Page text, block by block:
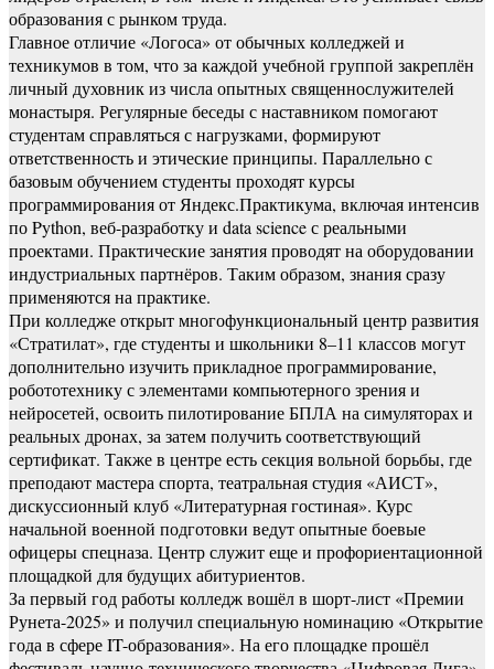
образования с рынком труда.
Главное отличие «Логоса» от обычных колледжей и
техникумов в том, что за каждой учебной группой закреплён
личный духовник из числа опытных священнослужителей
монастыря. Регулярные беседы с наставником помогают
студентам справляться с нагрузками, формируют
ответственность и этические принципы. Параллельно с
базовым обучением студенты проходят курсы
программирования от Яндекс.Практикума, включая интенсив
по Python, веб-разработку и data science с реальными
проектами. Практические занятия проводят на оборудовании
индустриальных партнёров. Таким образом, знания сразу
применяются на практике.
При колледже открыт многофункциональный центр развития
«Стратилат», где студенты и школьники 8–11 классов могут
дополнительно изучить прикладное программирование,
робототехнику с элементами компьютерного зрения и
нейросетей, освоить пилотирование БПЛА на симуляторах и
реальных дронах, за затем получить соответствующий
сертификат. Также в центре есть секция вольной борьбы, где
преподают мастера спорта, театральная студия «АИСТ»,
дискуссионный клуб «Литературная гостиная». Курс
начальной военной подготовки ведут опытные боевые
офицеры спецназа. Центр служит еще и профориентационной
площадкой для будущих абитуриентов.
За первый год работы колледж вошёл в шорт-лист «Премии
Рунета-2025» и получил специальную номинацию «Открытие
года в сфере IT-образования». На его площадке прошёл